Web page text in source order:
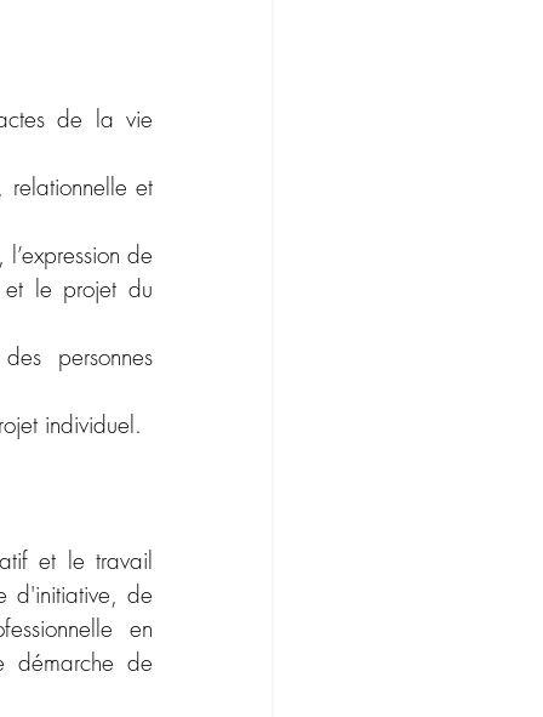
de la vie
et
de
et le projet du
personnes
individuel.
et le travail
d'initiative, de
en
démarche de